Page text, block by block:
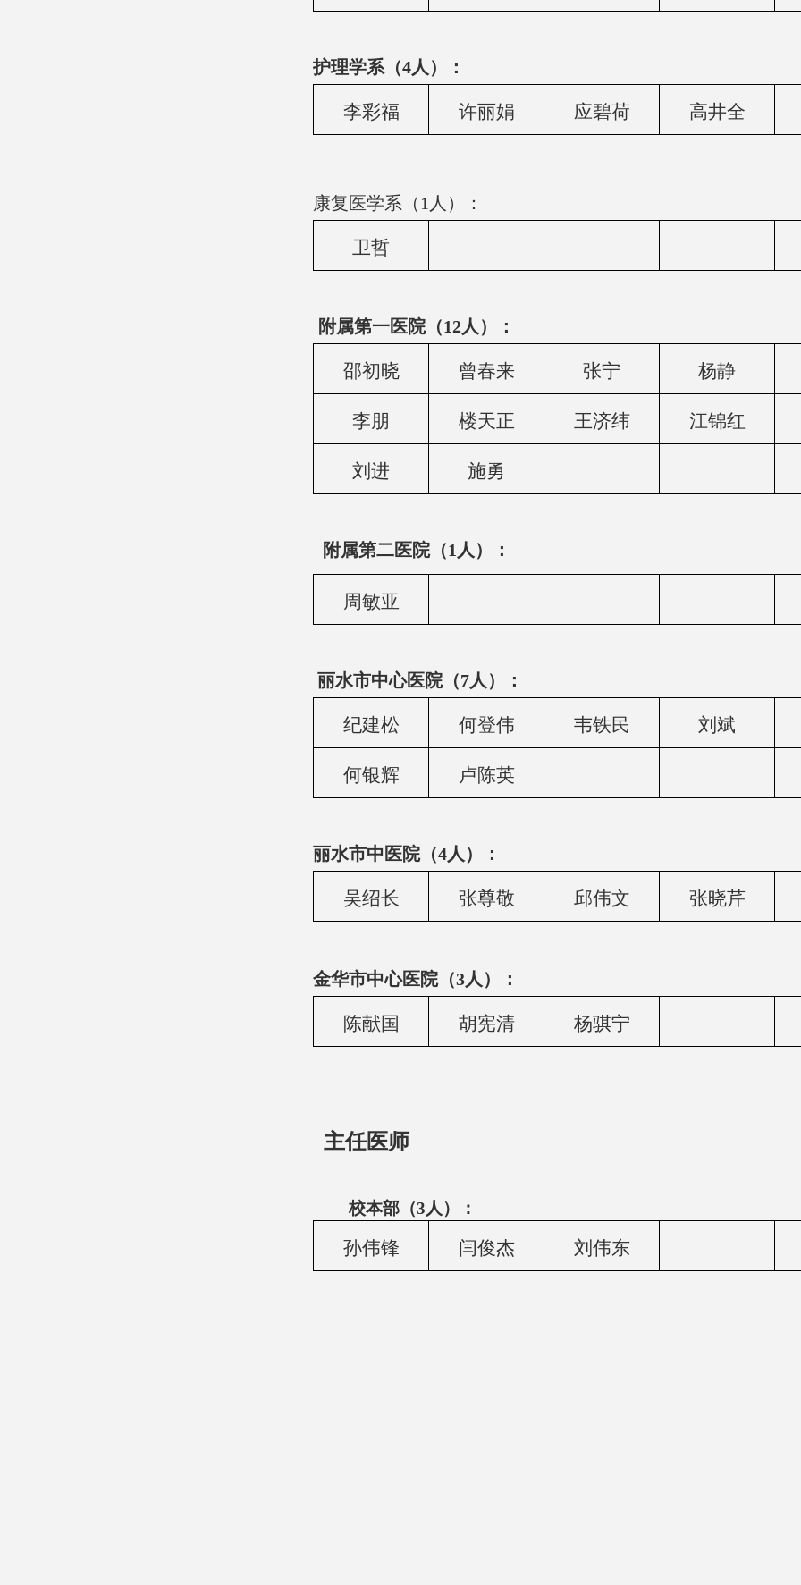
护理学系（4人）：
李彩福 许丽娟 应碧荷 高井全
康复医学系（1人）：
卫哲
附属第一医院（12人）：
邵初晓 曾春来 张宁 杨静
李朋 楼天正 王济纬 江锦红
刘进 施勇
附属第二医院（1人）：
周敏亚
丽水市中心医院（7人）：
纪建松 何登伟 韦铁民 刘斌
何银辉 卢陈英
丽水市中医院（4人）：
吴绍长 张尊敬 邱伟文 张晓芹
金华市中心医院（3人）：
陈献国 胡宪清 杨骐宁
主任医师
校本部（3人）：
孙伟锋 闫俊杰 刘伟东